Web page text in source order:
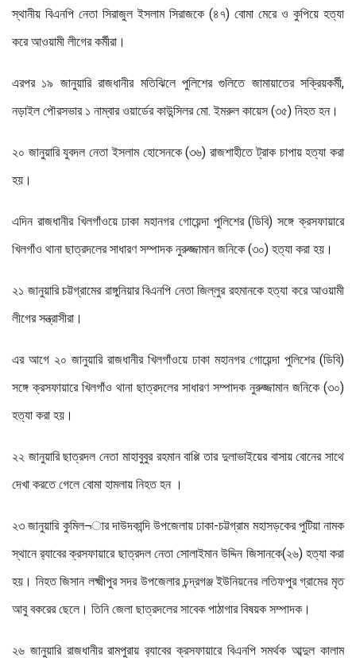
স্থানীয় বিএনপি নেতা সিরাজুল ইসলাম সিরাজকে (৪৭) বোমা মেরে ও কুপিয়ে হত্যা
করে আওয়ামী লীগের কর্মীরা।
এরপর ১৯ জানুয়ারি রাজধানীর মতিঝিলে পুলিশের গুলিতে জামায়াতের সক্রিয়কর্মী,
নড়াইল পৌরসভার ১ নাম্বার ওয়ার্ডের কাউন্সিলর মো. ইমরুল কায়েস (৩৫) নিহত হন।
২০ জানুয়ারি যুবদল নেতা ইসলাম হোসেনকে (৩৬) রাজশাহীতে ট্রাক চাপায় হত্যা করা
হয়।
এদিন রাজধানীর খিলগাঁওয়ে ঢাকা মহানগর গোয়েন্দা পুলিশের (ডিবি) সঙ্গে ক্রসফায়ারে
খিলগাঁও থানা ছাত্রদলের সাধারণ সম্পাদক নুরুজ্জামান জনিকে (৩০) হত্যা করা হয়।
২১ জানুয়ারি চট্টগ্রামের রাঙ্গুনিয়ার বিএনপি নেতা জিল্লুর রহমানকে হত্যা করে আওয়ামী
লীগের সন্ত্রাসীরা।
এর আগে ২০ জানুয়ারি রাজধানীর খিলগাঁওয়ে ঢাকা মহানগর গোয়েন্দা পুলিশের (ডিবি)
সঙ্গে ক্রসফায়ারে খিলগাঁও থানা ছাত্রদলের সাধারণ সম্পাদক নুরুজ্জামান জনিকে (৩০)
হত্যা করা হয়।
২২ জানুয়ারি ছাত্রদল নেতা মাহাবুবুর রহমান বাপ্পি তার দুলাভাইয়ের বাসায় বোনের সাথে
দেখা করতে গেলে বোমা হামলায় নিহত হন ।
২৩ জানুয়ারি কুমিল¬ার দাউদকান্দি উপজেলায় ঢাকা-চট্টগ্রাম মহাসড়কের পুটিয়া নামক
স্থানে র‌্যাবের ক্রসফায়ারে ছাত্রদল নেতা সোলাইমান উদ্দিন জিসানকে(২৬) হত্যা করা
হয়। নিহত জিসান লক্ষ্মীপুর সদর উপজেলার চন্দ্রগঞ্জ ইউনিয়নের লতিফপুর গ্রামের মৃত
আবু বকরের ছেলে। তিনি জেলা ছাত্রদলের সাবেক পাঠাগার বিষয়ক সম্পাদক।
২৬ জানুয়ারি রাজধানীর রামপুরায় র‌্যাবের ক্রসফায়ারে বিএনপি সমর্থক আব্দুল কালাম